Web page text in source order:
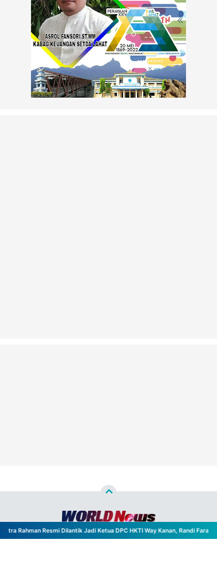
Rahman Resmi Dilantik Jadi Ketua DPC HKTI Way Kanan, Randi Farada
Copyright ©2026WORLD NEWS™- All Rights Reserved
Designed byNghustle